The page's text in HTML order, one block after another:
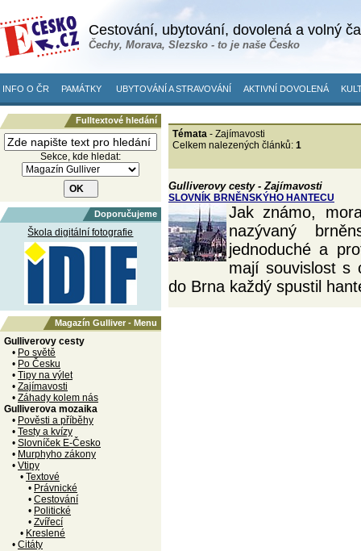
Cestování, ubytování, dovolená a volný
Čechy, Morava, Slezsko - to je naše Česko
INFO O ČR PAMÁTKY UBYTOVÁNÍ A STRAVOVÁNÍ AKTIVNÍ DOVOLENÁ
Fulltextové hledání
Sekce, kde hledat:
Doporučujeme
Škola digitální fotografie
Magazín Gulliver - Menu
Gulliverovy cesty
• Po světě
• Po Česku
• Tipy na výlet
• Zajímavosti
• Záhady kolem nás
Gulliverova mozaika
• Pověsti a příběhy
• Testy a kvízy
• Slovníček E-Česko
• Murphyho zákony
• Vtipy
• Textové
• Právnické
• Cestování
• Politické
• Zvířecí
• Kreslené
• Citáty
Témata - Zajímavosti
Celkem nalezených článků: 1
Gulliverovy cesty - Zajímavosti
SLOVNÍK BRNĚNSKÝHO HANTECU
Jak známo,
nazývaný
jednoduché a
mají souvislost s
do Brna každý spustil